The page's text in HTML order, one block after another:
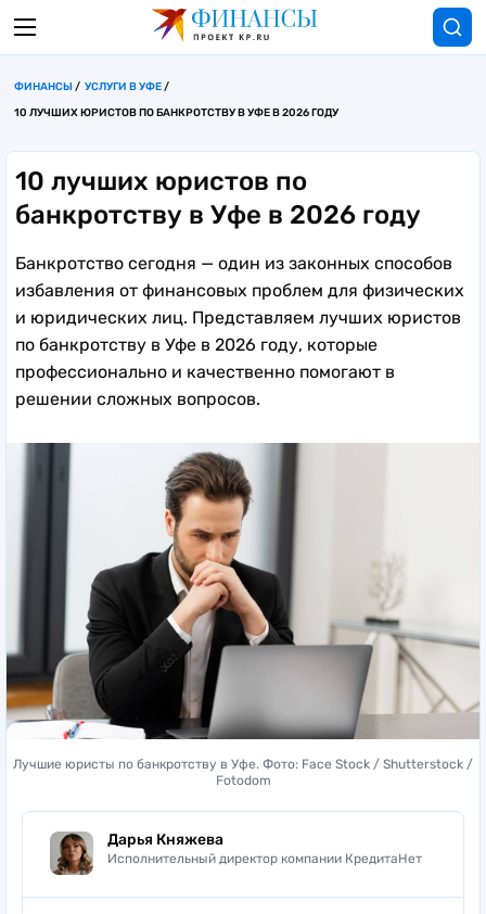
ФИНАНСЫ
УСЛУГИ В УФЕ
10 ЛУЧШИХ ЮРИСТОВ ПО БАНКРОТСТВУ В УФЕ В 2026 ГОДУ
10 лучших юристов по
банкротству в Уфе в 2026 году
Банкротство сегодня — один из законных способов
избавления от финансовых проблем для физических
и юридических лиц. Представляем лучших юристов
по банкротству в Уфе в 2026 году, которые
профессионально и качественно помогают в
решении сложных вопросов.
Лучшие юристы по банкротству в Уфе. Фото: Face Stock / Shutterstock /
Fotodom
Дарья Княжева
Исполнительный директор компании КредитаНет